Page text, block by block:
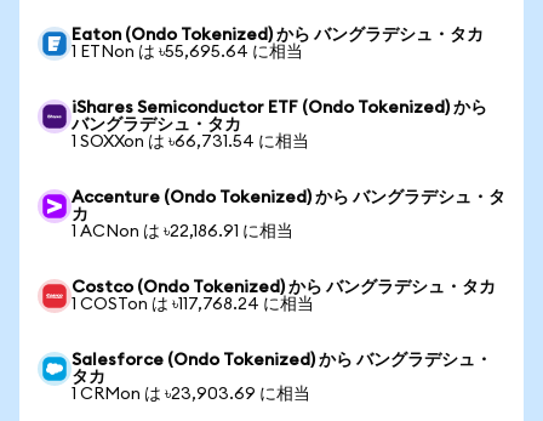
Eaton (Ondo Tokenized) から バングラデシュ・タカ
1 ETNon は ৳55,695.64 に相当
iShares Semiconductor ETF (Ondo Tokenized) から
バングラデシュ・タカ
1 SOXXon は ৳66,731.54 に相当
Accenture (Ondo Tokenized) から バングラデシュ・タ
カ
1 ACNon は ৳22,186.91 に相当
Costco (Ondo Tokenized) から バングラデシュ・タカ
1 COSTon は ৳117,768.24 に相当
Salesforce (Ondo Tokenized) から バングラデシュ・
タカ
1 CRMon は ৳23,903.69 に相当